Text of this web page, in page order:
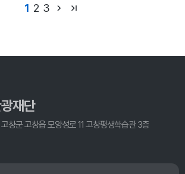
1 2 3
재단
창군 고창읍 모양성로 11 고창평생학습관 3층